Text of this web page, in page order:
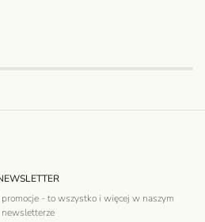
- to wszystko i więcej w naszym
newsletterze